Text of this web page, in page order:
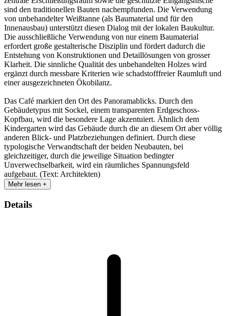
sind den traditionellen Bauten nachempfunden. Die Verwendung
von unbehandelter Weißtanne (als Baumaterial und für den
Innenausbau) unterstützt diesen Dialog mit der lokalen Baukultur.
Die ausschließliche Verwendung von nur einem Baumaterial
erfordert große gestalterische Disziplin und fördert dadurch die
Entstehung von Konstruktionen und Detaillösungen von grosser
Klarheit. Die sinnliche Qualität des unbehandelten Holzes wird
ergänzt durch messbare Kriterien wie schadstofffreier Raumluft und
einer ausgezeichneten Ökobilanz.
Das Café markiert den Ort des Panoramablicks. Durch den
Gebäudetypus mit Sockel, einem transparenten Erdgeschoss-
Kopfbau, wird die besondere Lage akzentuiert. Ähnlich dem
Kindergarten wird das Gebäude durch die an diesem Ort aber völlig
anderen Blick- und Platzbeziehungen definiert. Durch diese
typologische Verwandtschaft der beiden Neubauten, bei
gleichzeitiger, durch die jeweilige Situation bedingter
Unverwechselbarkeit, wird ein räumliches Spannungsfeld
aufgebaut. (Text: Architekten)
Mehr lesen +
Details